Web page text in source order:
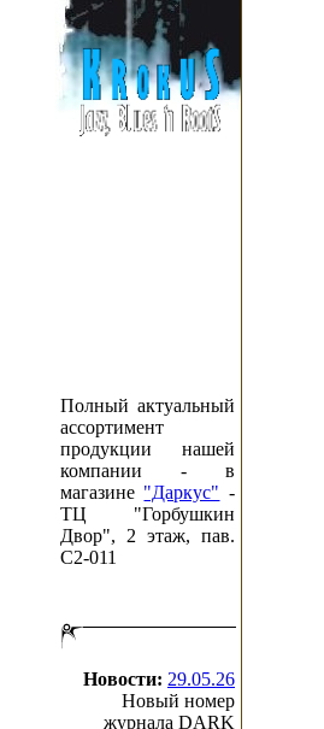
Полный актуальный
ассортимент
продукции нашей
компании - в
магазине "Даркус" -
ТЦ "Горбушкин
Двор", 2 этаж, пав.
C2-011
Новости: 29.05.26
Новый номер
журнала DARK